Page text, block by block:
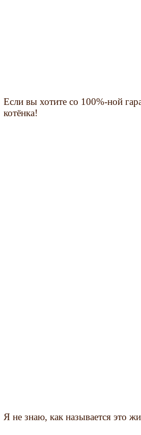
Если вы хотите со 100%-ной
котёнка!
Я не знаю, как называется это